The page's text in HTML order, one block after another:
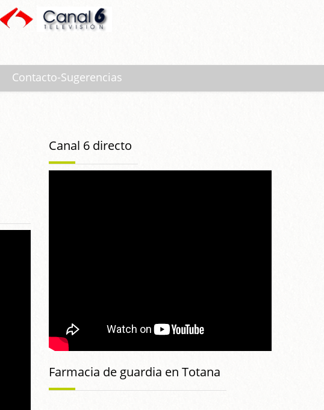
Contacto-Sugerencias
Canal 6 directo
Farmacia de guardia en Totana